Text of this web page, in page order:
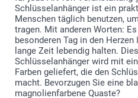
Schlüsselanhänger ist ein
Menschen täglich benutzen,
tragen. Mit anderen Worten:
besonderen Tag in den
lange Zeit lebendig halten.
Schlüsselanhänger wird mit
Farben geliefert, die den
macht. Bevorzugen Sie eine
magnolienfarbene Quaste?